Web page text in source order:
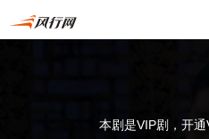
本剧是VIP剧，开